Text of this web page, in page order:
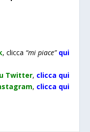
, clicca “mi piace” qui
Twitter, clicca qui
, clicca qui